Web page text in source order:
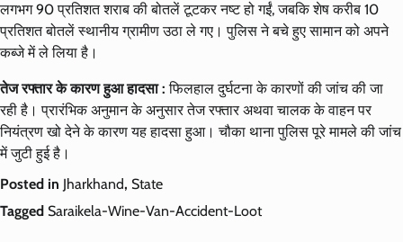
लगभग 90 प्रतिशत शराब की बोतलें टूटकर नष्ट हो गईं, जबकि शेष करीब 10
प्रतिशत बोतलें स्थानीय ग्रामीण उठा ले गए। पुलिस ने बचे हुए सामान को अपने
कब्जे में ले लिया है।
तेज रफ्तार के कारण हुआ हादसा : फिलहाल दुर्घटना के कारणों की जांच की जा
रही है। प्रारंभिक अनुमान के अनुसार तेज रफ्तार अथवा चालक के वाहन पर
नियंत्रण खो देने के कारण यह हादसा हुआ। चौका थाना पुलिस पूरे मामले की जांच
में जुटी हुई है।
Posted in Jharkhand, State
Tagged Saraikela-Wine-Van-Accident-Loot